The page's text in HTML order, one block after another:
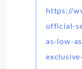
https://
official-
as-low-